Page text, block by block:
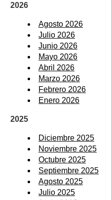
2026
Agosto 2026
Julio 2026
Junio 2026
Mayo 2026
Abril 2026
Marzo 2026
Febrero 2026
Enero 2026
2025
Diciembre 2025
Noviembre 2025
Octubre 2025
Septiembre 2025
Agosto 2025
Julio 2025